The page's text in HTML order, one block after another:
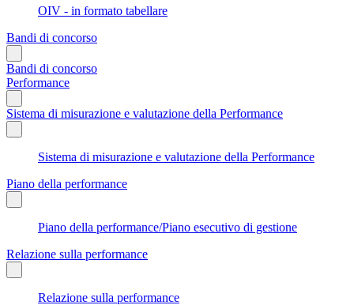
OIV - in formato tabellare
Bandi di concorso
Bandi di concorso
Performance
Sistema di misurazione e valutazione della Performance
Sistema di misurazione e valutazione della Performance
Piano della performance
Piano della performance/Piano esecutivo di gestione
Relazione sulla performance
Relazione sulla performance